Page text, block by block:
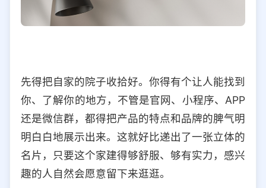
先得把自家的院子收拾好。你得有个让人能找到
你、了解你的地方，不管是官网、小程序、APP
还是微信群，都得把产品的特点和品牌的脾气明
明白白地展示出来。这就好比递出了一张立体的
名片，只要这个家建得够舒服、够有实力，感兴
趣的人自然会愿意留下来逛逛。